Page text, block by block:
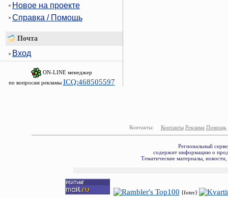
Новое на проекте
Справка / Помощь
Почта
Вход
ON-LINE менеджер
по вопросам рекламы ICQ:468505597
Контакты: Контакты Реклама Помощь
Региональный
содержит информацию о
Тематические материалы,
{foter}